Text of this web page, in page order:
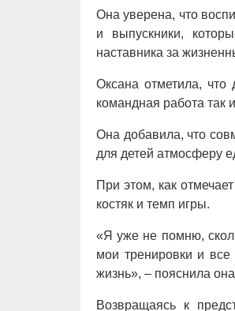
Она уверена, что
и выпускники,
наставника за
Оксана отметила,
командная работа так
Она добавила, что
для детей атмосферу
При этом, как
костяк и темп игры.
«Я уже не помню,
мои тренировки и
жизнь», – пояснила
Возвращаясь к